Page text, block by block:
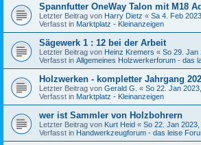
Spannfutter OneWay Talon mit M18
Letzter Beitrag von Harry Dietz « Sa 4. Feb
Verfasst in Marktplatz - Kleinanzeigen
Sägewerk 1 : 12 bei der Arbeit
Letzter Beitrag von Heinz Kremers « So 29. Jan
Verfasst in Allgemeines Holzwerkerforum - das
Holzwerken - kompletter Jahrgang
Letzter Beitrag von Gerald G. « So 22. Jan
Verfasst in Marktplatz - Kleinanzeigen
wer ist Sammler von Holzbohrern
Letzter Beitrag von Kurt Heid « So 22. Jan 2023,
Verfasst in Handwerkzeugforum - das leise